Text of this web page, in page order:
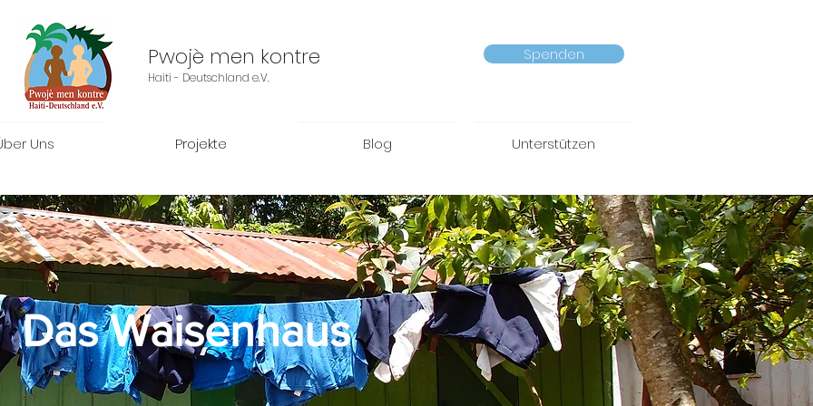
Pwojè men kontre
Haiti - Deutschland e.V.
Spenden
Uns Projekte Blog Unterstützen
Das Waisenhaus